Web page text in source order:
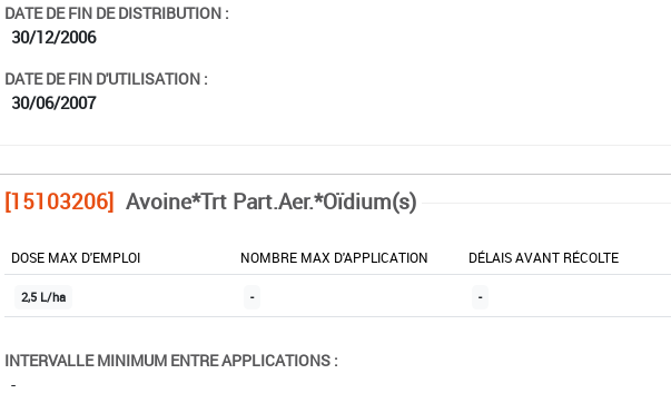
DATE DE FIN DE DISTRIBUTION :
30/12/2006
DATE DE FIN D'UTILISATION :
30/06/2007
[15103206] Avoine*Trt Part.Aer.*Oïdium(s)
DOSE MAX D'EMPLOI NOMBRE MAX D'APPLICATION DÉLAIS AVANT RÉCOLTE
2,5 L/ha - -
INTERVALLE MINIMUM ENTRE APPLICATIONS :
-